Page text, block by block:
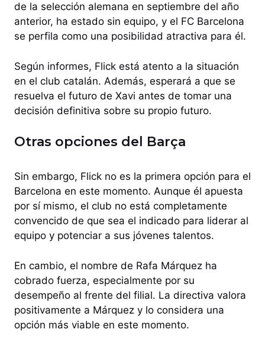
de la selección alemana en septiembre del año
anterior, ha estado sin equipo, y el FC Barcelona
se perfila como una posibilidad atractiva para él.
Según informes, Flick está atento a la situación
en el club catalán. Además, esperará a que se
resuelva el futuro de Xavi antes de tomar una
decisión definitiva sobre su propio futuro.
Otras opciones del Barça
Sin embargo, Flick no es la primera opción para el
Barcelona en este momento. Aunque él apuesta
por sí mismo, el club no está completamente
convencido de que sea el indicado para liderar al
equipo y potenciar a sus jóvenes talentos.
En cambio, el nombre de Rafa Márquez ha
cobrado fuerza, especialmente por su
desempeño al frente del filial. La directiva valora
positivamente a Márquez y lo considera una
opción más viable en este momento.